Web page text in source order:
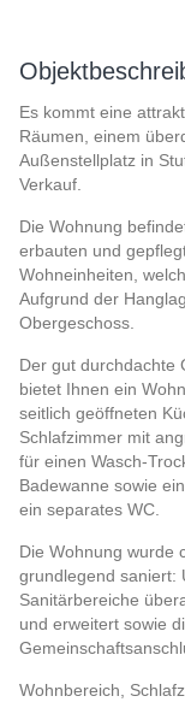
Es kommt eine
Räumen, einem
Außenstellplatz in
Verkauf.
Die Wohnung
erbauten und
Wohneinheiten,
Aufgrund der
Obergeschoss.
Der gut durchdachte
bietet Ihnen ein
seitlich geöffneten
Schlafzimmer mit
für einen Wasch-
Badewanne sowie
ein separates WC.
Die Wohnung wurde
grundlegend saniert:
Sanitärbereiche
und erweitert sowie
Wohnbereich,